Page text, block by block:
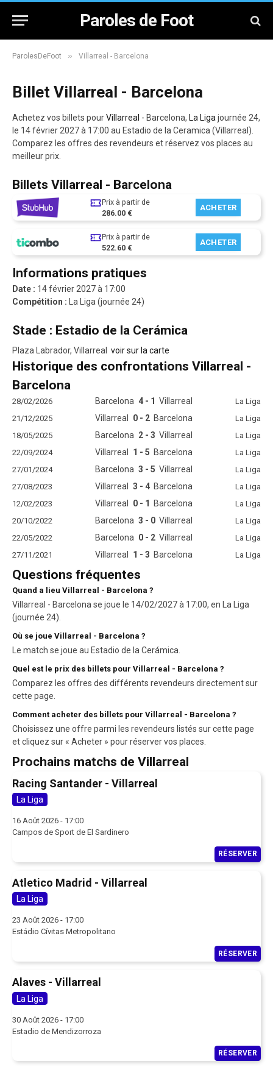
Paroles de Foot
ParolesDeFoot » Villarreal - Barcelona
Billet Villarreal - Barcelona
Achetez vos billets pourVillarreal - Barcelona, La Liga journée 24,
le 14 février 2027 à 17:00 au Estadio de la Ceramica (Villarreal).
Comparez les offres des revendeurs et réservez vos places au
meilleur prix.
Billets Villarreal - Barcelona
Prix à partir de
286.00 €
ACHETER
Prix à partir de
522.60 €
ACHETER
Informations pratiques
Date : 14 février 2027 à 17:00
Compétition : La Liga (journée 24)
Stade : Estadio de la Cerámica
Plaza Labrador, Villarreal voir sur la carte
Historique des confrontations Villarreal -
Barcelona
28/02/2026 Barcelona 4 - 1 Villarreal
La Liga
21/12/2025
Villarreal 0 - 2 Barcelona
La Liga
18/05/2025
Barcelona 2 - 3 Villarreal
La Liga
22/09/2024
Villarreal 1 - 5 Barcelona
La Liga
27/01/2024
Barcelona 3 - 5 Villarreal
La Liga
27/08/2023
Villarreal 3 - 4 Barcelona
La Liga
12/02/2023
Villarreal 0 - 1 Barcelona
La Liga
20/10/2022
Barcelona 3 - 0 Villarreal
La Liga
22/05/2022
Barcelona 0 - 2 Villarreal
La Liga
27/11/2021
Villarreal 1 - 3 Barcelona La Liga
Questions fréquentes
Quand a lieu Villarreal - Barcelona ?
Villarreal - Barcelona se joue le 14/02/2027 à 17:00, en La Liga
(journée 24).
Où se joue Villarreal - Barcelona ?
Le match se joue au Estadio de la Cerámica.
Quel est le prix des billets pour Villarreal - Barcelona ?
Comparez les offres des différents revendeurs directement sur
cette page.
Comment acheter des billets pour Villarreal - Barcelona ?
Choisissez une offre parmi les revendeurs listés sur cette page
et cliquez sur « Acheter » pour réserver vos places.
Prochains matchs de Villarreal
Racing Santander - Villarreal
La Liga
16 Août 2026 - 17:00
Campos de Sport de El Sardinero
RÉSERVER
Atletico Madrid - Villarreal
La Liga
23 Août 2026 - 17:00
Estádio Cívitas Metropolitano
RÉSERVER
Alaves - Villarreal
La Liga
30 Août 2026 - 17:00
Estadio de Mendizorroza
RÉSERVER